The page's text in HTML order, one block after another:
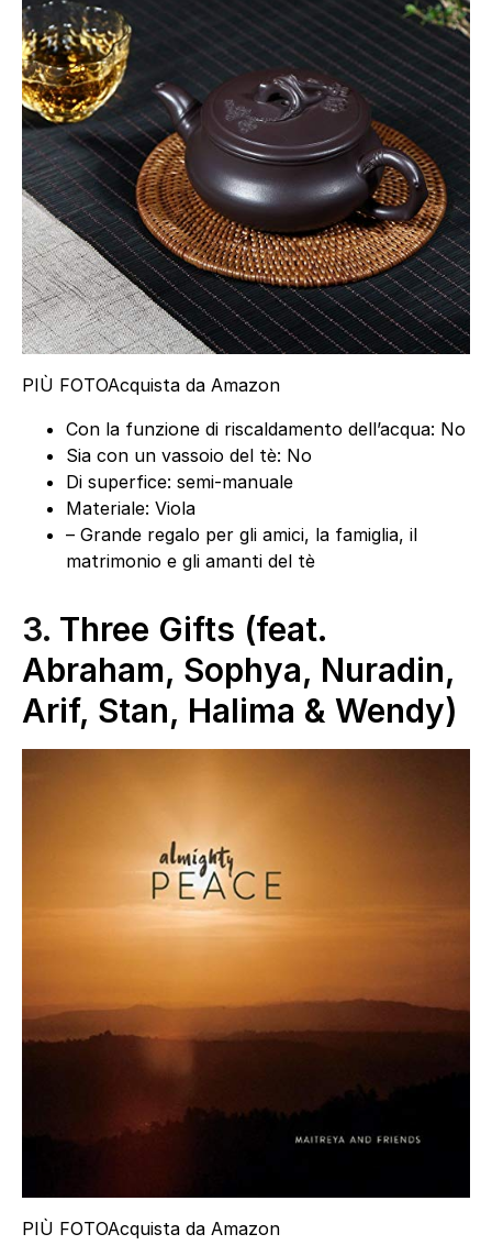
PIÙ FOTOAcquista da Amazon
Con la funzione di riscaldamento dell’acqua: No
Sia con un vassoio del tè: No
Di superfice: semi-manuale
Materiale: Viola
– Grande regalo per gli amici, la famiglia, il
matrimonio e gli amanti del tè
3. Three Gifts (feat.
Abraham, Sophya, Nuradin,
Arif, Stan, Halima & Wendy)
PIÙ FOTOAcquista da Amazon